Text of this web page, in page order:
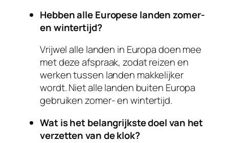
Hebben alle Europese landen zomer-
en wintertijd?
Vrijwel alle landen in Europa doen mee
met deze afspraak, zodat reizen en
werken tussen landen makkelijker
wordt. Niet alle landen buiten Europa
gebruiken zomer- en wintertijd.
Wat is het belangrijkste doel van het
verzetten van de klok?